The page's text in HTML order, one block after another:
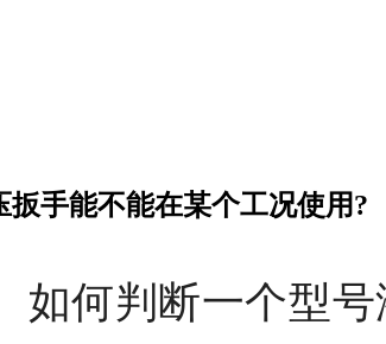
手能不能在某个工况使用?
如何判断一个型